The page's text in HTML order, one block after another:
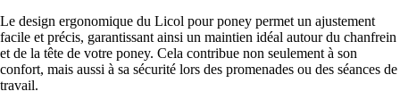
Le design ergonomique du Licol pour poney permet un ajustement
facile et précis, garantissant ainsi un maintien idéal autour du chanfrein
et de la tête de votre poney. Cela contribue non seulement à son
confort, mais aussi à sa sécurité lors des promenades ou des séances de
travail.